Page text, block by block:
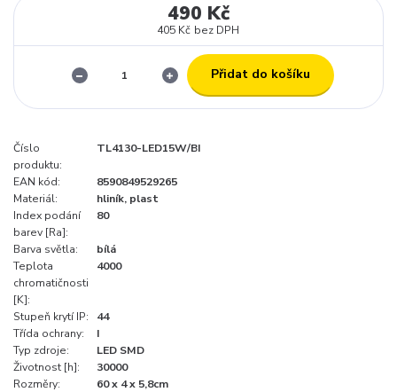
490 Kč
405 Kč bez DPH
Přidat do košíku
Číslo
produktu:
TL4130-LED15W/BI
EAN kód:
8590849529265
Materiál:
hliník, plast
Index podání
barev [Ra]:
80
Barva světla:
bílá
Teplota
chromatičnosti
[K]:
4000
Stupeň krytí IP:
44
Třída ochrany:
I
Typ zdroje:
LED SMD
Životnost [h]:
30000
Rozměry:
60 x 4 x 5,8cm